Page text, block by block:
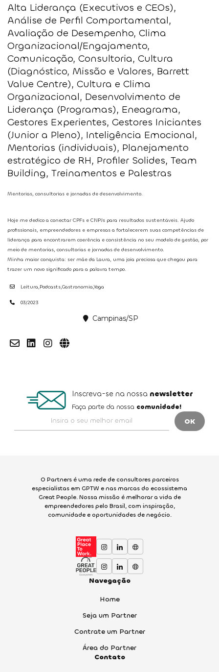
Alta Liderança (Executivos e CEOs),
Análise de Perfil Comportamental,
Avaliação de Desempenho, Clima
Organizacional/Engajamento,
Comunicação, Consultoria, Cultura
(Diagnóstico, Missão e Valores, Barrett
Value Centre), Cultura e Clima
Organizacional, Desenvolvimento de
Liderança (Programas), Eneagrama,
Gestores Experientes, Gestores Iniciantes
(Junior a Pleno), Inteligência Emocional,
Mentorias (individuais), Planejamento
estratégico de RH, Profiler Solides, Team
Building, Treinamentos e Palestras
Mentorias, consultorias e jornadas de desenvolvimento.
Hoje me dedico a conectar CPFs e CNPJs para resultados sustentáveis. Ajudo
profissionais, empreendedores e empresas a fortalecerem suas competências de
liderança para encontrarem coerência e consistência no seu modelo de gestão, por
meio de mentorias, consultorias e jornadas de desenvolvimento.
Minha maior conquista: ser mãe da Laura, uma joia preciosa que chegou para
trazer um novo significado para a palavra tempo.
Leitura,Podcasts,Gastronomia,Yoga
03/2023
Campinas/SP
Inscreva-se na nossa newsletter
Faça parte da nossa comunidade!
O Partners é uma rede de consultores parceiros
especialistas em GPTW e nas marcas do ecossistema
Great People. Nossa missão é melhorar a vida de
empreendedores pelo Brasil, com inspiração,
comunidade e oportunidades de negócio.
Navegação
Home
Seja um Partner
Contrate um Partner
Área do Partner
Contato